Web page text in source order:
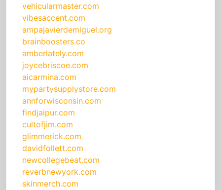
vehicularmaster.com
vibesaccent.com
ampajavierdemiguel.org
brainboosters.co
amberlately.com
joycebriscoe.com
aicarmina.com
mypartysupplystore.com
annforwisconsin.com
findjaipur.com
cultofjim.com
glimmerick.com
davidfollett.com
newcollegebeat.com
reverbnewyork.com
skinmerch.com